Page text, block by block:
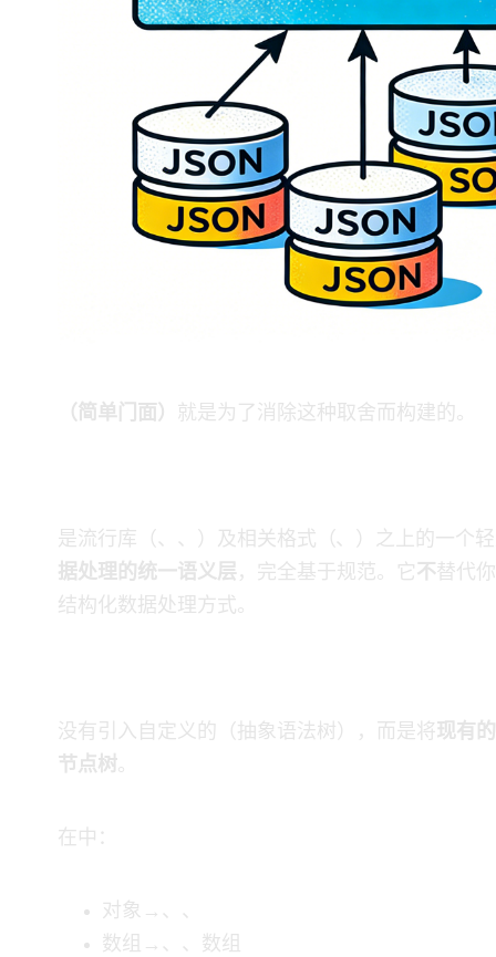
SJF4J（Java 简单 JSON 门面） 就是为了消除这种取舍而构建的。
SJF4J 是流行 JSON 库（Jackson、Gson、Fastjson2）及相关格式（YAML、
据处理的统一语义层 ，完全基于 JSON 规范。它不替代你
结构化数据处理方式。
SJF4J 没有引入自定义的 JSON AST（抽象语法树），而是将现有的
节点树[Object-Based Node Tree (OBNT)]。
在 OBNT 中：
JSON 对象 → JsonObject、Map、POJO
JSON 数组 → JsonArray、List、数组